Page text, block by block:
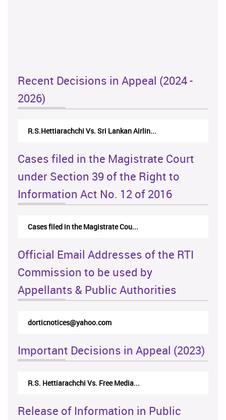
Recent Decisions in Appeal (2024 -
2026)
R.S.Hettiarachchi Vs. Sri Lankan Airlin...
Cases filed in the Magistrate Court
under Section 39 of the Right to
Information Act No. 12 of 2016
Cases filed in the Magistrate Cou...
Official Email Addresses of the RTI
Commission to be used by
Appellants & Public Authorities
dorticnotices@yahoo.com
Important Decisions in Appeal (2023)
R.S. Hettiarachchi Vs. Free Media...
Release of Information in Public